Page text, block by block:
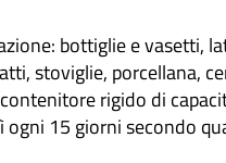
bottiglie e vasetti,
stoviglie, porcellana,
rigido di
15 giorni secondo